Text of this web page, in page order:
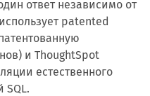
ответ независимо от
patented
и ThoughtSpot
естественного
SQL.